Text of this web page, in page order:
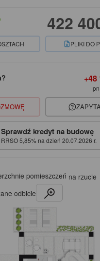
422
PLIKI DO
+48
Sprawdź kredyt na budowę
RRSO 5,85% na dzień 20.07.2026 r.
pomieszczeń na rzucie
odbicie